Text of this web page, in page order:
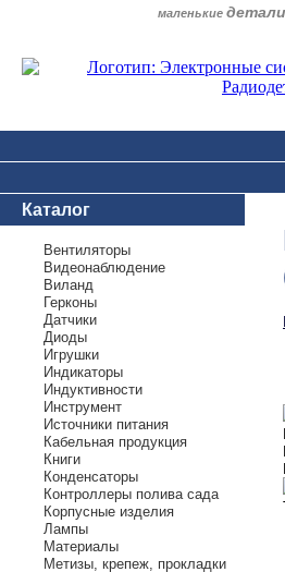
маленькие детали
Каталог
Вентиляторы
Видеонаблюдение
Виланд
Герконы
Датчики
Диоды
Игрушки
Индикаторы
Индуктивности
Инструмент
Источники питания
Кабельная продукция
Книги
Конденсаторы
Контроллеры полива сада
Корпусные изделия
Лампы
Материалы
Метизы, крепеж, прокладки